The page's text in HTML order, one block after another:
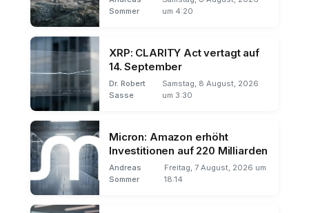
Sommer
um 4:20
XRP: CLARITY Act vertagt auf
14. September
Dr. Robert
Sasse
Samstag, 8 August, 2026
um 3:30
Micron: Amazon erhöht
Investitionen auf 220 Milliarden
Andreas
Sommer
Freitag, 7 August, 2026 um
18:14